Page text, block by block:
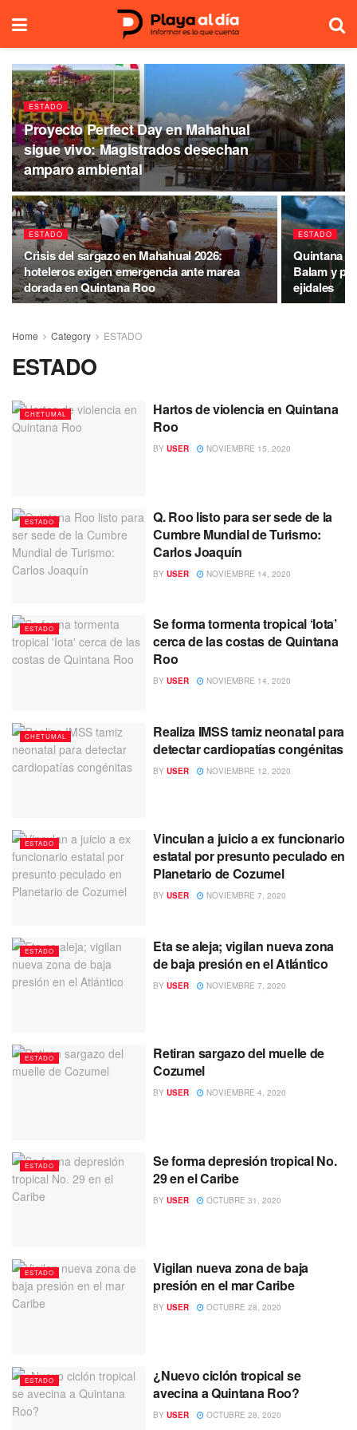
ESTADO
Proyecto Perfect Day en Mahahual
sigue vivo: Magistrados desechan
amparo ambiental
ESTADO
Crisis del sargazo en Mahahual 2026:
hoteleros exigen emergencia ante marea
dorada en Quintana Roo
ESTADO
Quintana
Balam y
ejidales
Home Category ESTADO
ESTADO
CHETUMAL
Hartos de violencia en Quintana
Roo
BY USER NOVIEMBRE 15, 2020
ESTADO
Q. Roo listo para ser sede de la
Cumbre Mundial de Turismo:
Carlos Joaquín
BY USER NOVIEMBRE 14, 2020
ESTADO
Se forma tormenta tropical ‘Iota’
cerca de las costas de Quintana
Roo
BY USER NOVIEMBRE 14, 2020
CHETUMAL
Realiza IMSS tamiz neonatal para
detectar cardiopatías congénitas
BY USER NOVIEMBRE 12, 2020
ESTADO
Vinculan a juicio a ex funcionario
estatal por presunto peculado en
Planetario de Cozumel
BY USER NOVIEMBRE 7, 2020
ESTADO
Eta se aleja; vigilan nueva zona
de baja presión en el Atlántico
BY USER NOVIEMBRE 7, 2020
ESTADO
Retiran sargazo del muelle de
Cozumel
BY USER NOVIEMBRE 4, 2020
ESTADO
Se forma depresión tropical No.
29 en el Caribe
BY USER OCTUBRE 31, 2020
ESTADO
Vigilan nueva zona de baja
presión en el mar Caribe
BY USER OCTUBRE 28, 2020
ESTADO
¿Nuevo ciclón tropical se
avecina a Quintana Roo?
BY USER OCTUBRE 28, 2020